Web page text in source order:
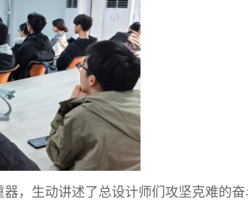
，生动讲述了总设计师们攻坚克难的